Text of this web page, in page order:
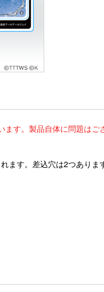
す。製品自体に問題はご
す。差込穴は2つありま